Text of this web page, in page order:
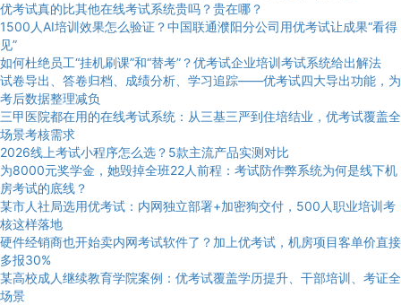
优考试真的比其他在线考试系统贵吗？贵在哪？
1500人AI培训效果怎么验证？中国联通濮阳分公司用优考试让成果“看得
见”
如何杜绝员工“挂机刷课”和“替考”？优考试企业培训考试系统给出解法
试卷导出、答卷归档、成绩分析、学习追踪——优考试四大导出功能，为
考后数据整理减负
三甲医院都在用的在线考试系统：从三基三严到住培结业，优考试覆盖全
场景考核需求
2026线上考试小程序怎么选？5款主流产品实测对比
为8000元奖学金，她毁掉全班22人前程：考试防作弊系统为何是线下机
房考试的底线？
某市人社局选用优考试：内网独立部署+加密狗交付，500人职业培训考
核这样落地
硬件经销商也开始卖内网考试软件了？加上优考试，机房项目客单价直接
多报30%
某高校成人继续教育学院案例：优考试覆盖学历提升、干部培训、考证全
场景